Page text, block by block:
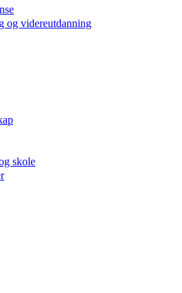
og videreutdanning
skole